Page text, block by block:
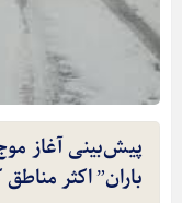
پیش‌بینی آغاز
باران” اکثر